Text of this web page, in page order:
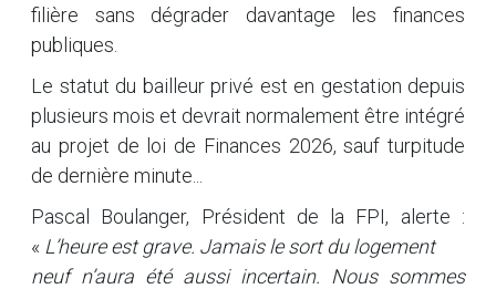
filière sans dégrader davantage les finances
publiques.
Le statut du bailleur privé est en gestation depuis
plusieurs mois et devrait normalement être intégré
au projet de loi de Finances 2026, sauf turpitude
de dernière minute...
Pascal Boulanger, Président de la FPI, alerte :
« L’heure est grave. Jamais le sort du logement
neuf n’aura été aussi incertain. Nous sommes